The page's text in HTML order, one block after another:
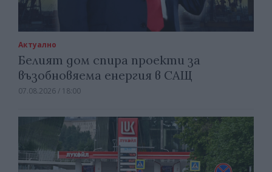
Актуално
Белият дом спира проекти за
възобновяема енергия в САЩ
07.08.2026 / 18:00